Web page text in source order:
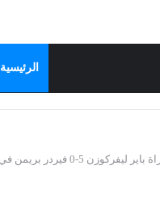
الرئيسية
5-0 فيردر بريمن في الدوري الألماني